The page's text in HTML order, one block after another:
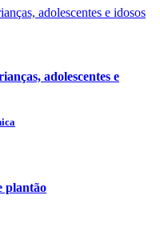
adolescentes e
plantão